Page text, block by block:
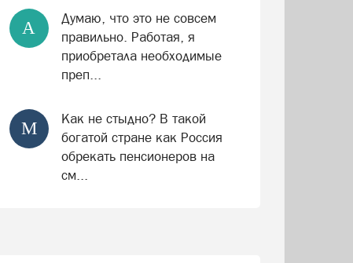
А
Думаю, что это не совсем
правильно. Работая, я
приобретала необходимые
преп...
М
Как не стыдно? В такой
богатой стране как Россия
обрекать пенсионеров на
см...